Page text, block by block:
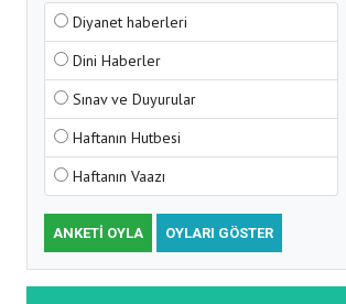
Diyanet haberleri
Dini Haberler
Sınav ve Duyurular
Haftanın Hutbesi
Haftanın Vaazı
ANKETI OYLA OYLARI GÖSTER